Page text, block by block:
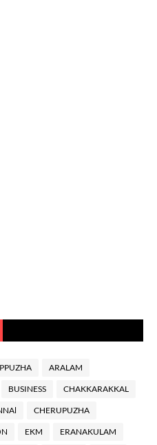
ARALAM
BUSINESS CHAKKARAKKAL
CHERUPUZHA
EKM ERANAKULAM